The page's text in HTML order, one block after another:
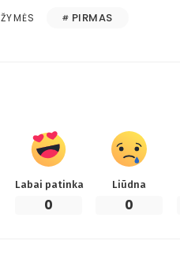
ŽYMĖS PIRMAS
Labai patinka
0
Liūdna
0